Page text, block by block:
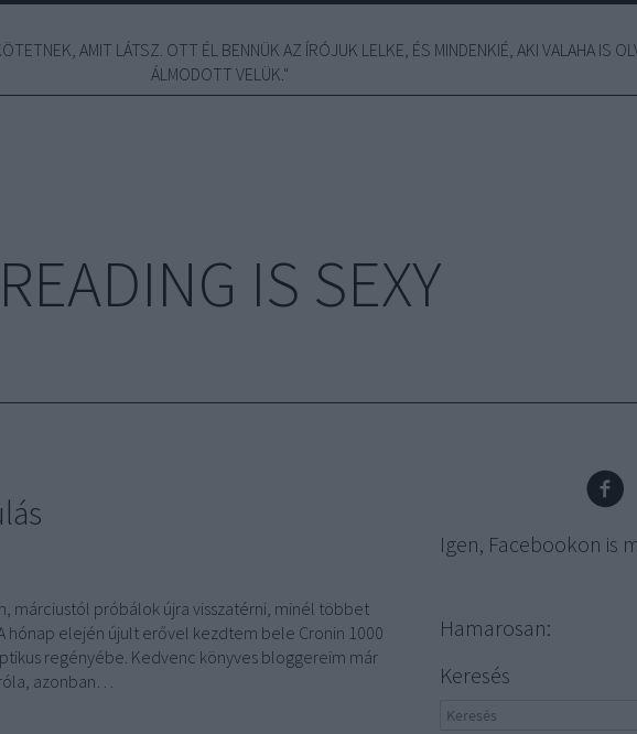
AMIT LÁTSZ. OTT ÉL BENNÜK AZ ÍRÓJUK LELKE, ÉS MINDENKIÉ, AKI VALAHA IS
ÁLMODOTT VELÜK."
READING IS SEXY
márciustól próbálok újra visszatérni, minél többet
hónap elején újult erővel kezdtem bele Cronin 1000
regényébe. Kedvenc könyves bloggereim már
azonban…
Igen, Facebookon is
Hamarosan:
Keresés